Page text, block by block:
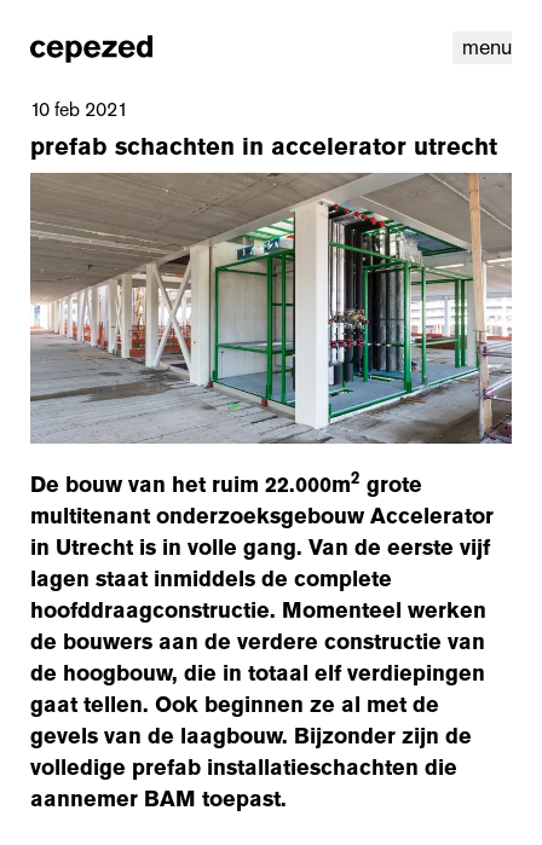
menu
linkedininstagram cookies nl | en
10 feb 2021
prefab schachten in accelerator utrecht
De bouw van het ruim 22.000m2 grote
multitenant onderzoeksgebouw Accelerator
in Utrecht is in volle gang. Van de eerste vijf
lagen staat inmiddels de complete
hoofddraagconstructie. Momenteel werken
de bouwers aan de verdere constructie van
de hoogbouw, die in totaal elf verdiepingen
gaat tellen. Ook beginnen ze al met de
gevels van de laagbouw. Bijzonder zijn de
volledige prefab installatieschachten die
aannemer BAM toepast.